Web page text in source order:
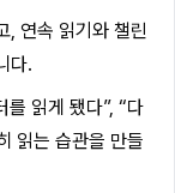
, 연속 읽기와 챌린
다.
를 읽게 됐다”, “다
읽는 습관을 만들